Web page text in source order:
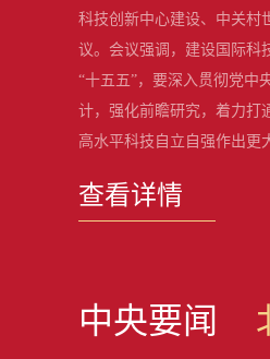
科技创新中心建设、中关村
议。会议强调，建设国际科
“十五五”，要深入贯彻党中
计，强化前瞻研究，着力打
高水平科技自立自强作出更
查看详情
中央要闻